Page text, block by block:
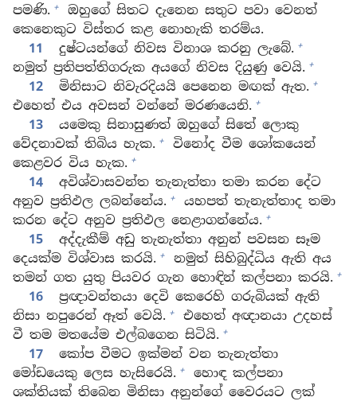
පමණි. +
ඔහුගේ සිතට දැනෙන සතුට පවා වෙනත්
කෙනෙකුට විස්තර කළ නොහැකි තරම්ය.
11
දුෂ්ටයන්ගේ නිවස විනාශ කරනු ලැබේ. +
නමුත් ප්‍රතිපත්තිගරුක අයගේ නිවස දියුණු වෙයි. +
12 මිනිසාට නිවැරදියයි පෙනෙන මඟක් ඇත. +
එහෙත් එය අවසන් වන්නේ මරණයෙනි. +
13
යමෙකු සිනාසුණත් ඔහුගේ සිතේ ලොකු
වේදනාවක් තිබිය හැක. +
විනෝද වීම ශෝකයෙන්
කෙළවර විය හැක. +
14
අවිශ්වාසවන්ත තැනැත්තා තමා කරන දේට
අනුව ප්‍රතිඵල ලබන්නේය. +
යහපත් තැනැත්තාද තමා
කරන දේට අනුව ප්‍රතිඵල නෙළාගන්නේය. +
15
අද්දැකීම් අඩු තැනැත්තා අනුන් පවසන සෑම
දෙයක්ම විශ්වාස කරයි. +
නමුත් සිහිබුද්ධිය ඇති අය
තමන් ගත යුතු පියවර ගැන හොඳින් කල්පනා කරයි. +
16
ප්‍රඥාවන්තයා දෙවි කෙරෙහි ගරුබියක් ඇති
නිසා නපුරෙන් ඈත් වෙයි. +
එහෙත් අඥානයා උදහස්
වී තම මතයේම එල්බගෙන සිටියි. +
17
කෝප වීමට ඉක්මන් වන තැනැත්තා
මෝඩයෙකු ලෙස හැසිරෙයි. +
හොඳ කල්පනා
ශක්තියක් තිබෙන මිනිසා අනුන්ගේ වෛරයට ලක්